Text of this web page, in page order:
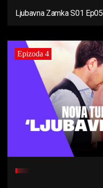
Ljubavna Zamka S01 Ep05
Epizoda 4